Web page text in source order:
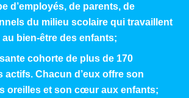
d’employés, de parents, de
du milieu scolaire qui travaillent
bien-être des enfants;
cohorte de plus de 170
actifs. Chacun d’eux offre son
oreilles et son cœur aux enfants;